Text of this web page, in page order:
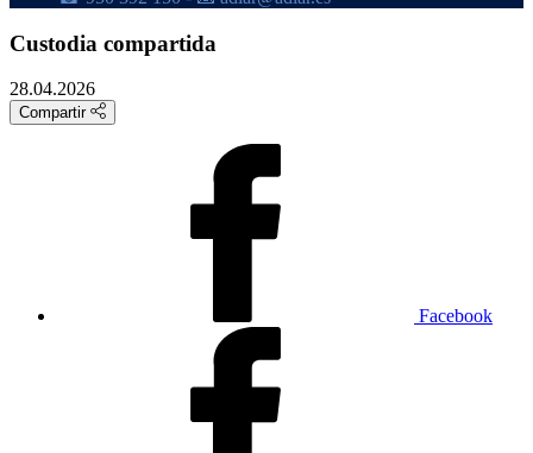
Custodia compartida
28.04.2026
Compartir
Facebook